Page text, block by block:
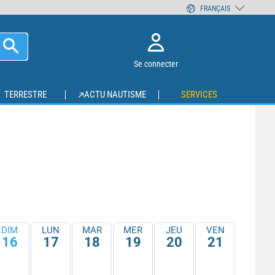
Se connecter
TERRESTRE ACTU NAUTISME SERVICES
DIM
16
LUN
17
MAR
18
MER
19
JEU
20
VEN
21
FRANÇAIS